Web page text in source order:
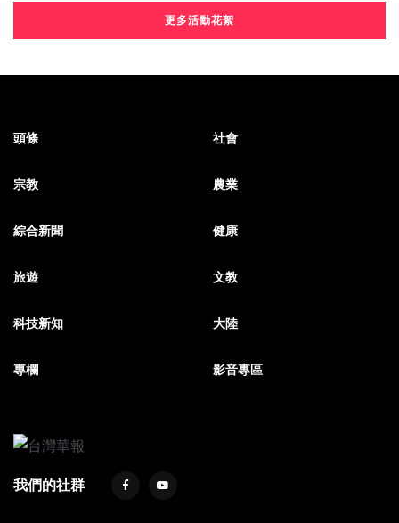
更多活動花絮
頭條 社會
宗教 農業
綜合新聞 健康
旅遊 文教
科技新知 大陸
專欄 影音專區
我們的社群